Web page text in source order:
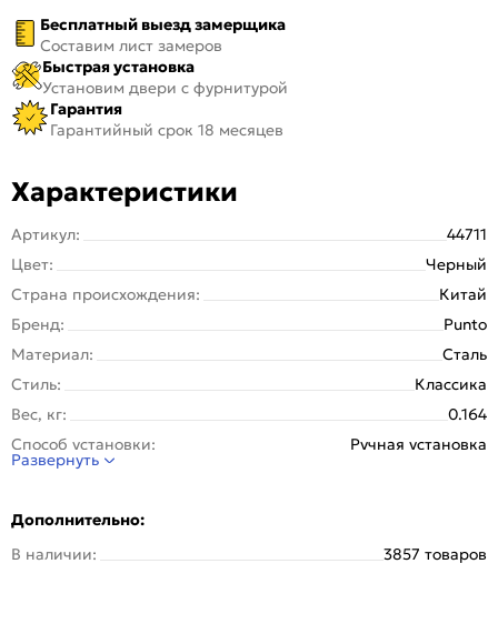
Бесплатный выезд замерщика
Составим лист замеров
Быстрая установка
Установим двери с фурнитурой
Гарантия
Гарантийный срок 18 месяцев
Характеристики
Артикул:
44711
Цвет:
Черный
Страна происхождения:
Китай
Бренд:
Punto
Материал:
Сталь
Стиль:
Классика
Вес, кг:
0.164
Способ установки:
Ручная установка
Подшипник:
Втулка
Развернуть
Дополнительно:
В наличии:
3857 товаров